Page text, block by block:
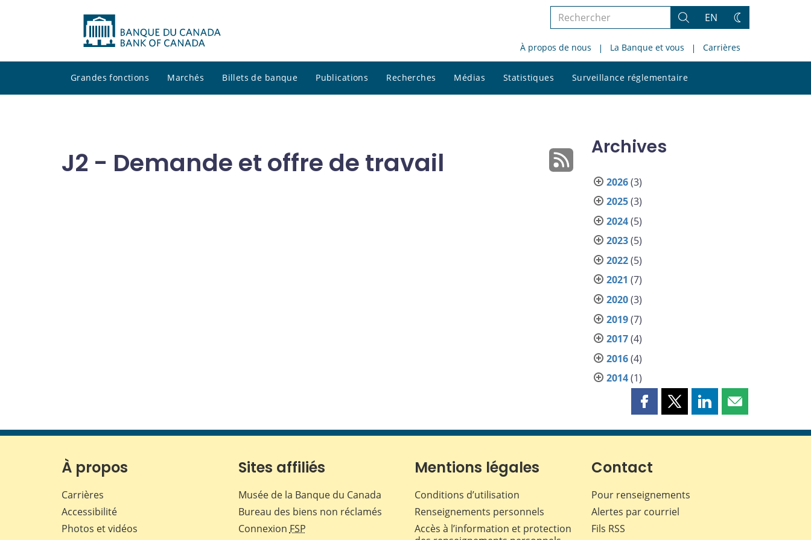
Rechercher
le
site
Rechercher
EN
Changez
thème
À propos de nous La Banque et vous Carrières
Grandes fonctions Marchés Billets de banque Publications Recherches Médias Statistiques Surveillance réglementaire
le
J2 - Demande et offre de travail Archives
2026(3)
2025(3)
2024(5)
2023(5)
2022(5)
2021 (7)
2020(3)
2019(7)
2017(4)
2016(4)
2014(1)
Partager
page
Facebook
Partager
page
Partager
page
Partager
page
À propos
Carrières
Accessibilité
Photos et vidéos
Sites affiliés
Musée de la Banque du Canada
Bureau des biens non réclamés
Connexion FSP
Mentions légales
Conditions d’utilisation
Renseignements personnels
Accès à l’information et protection
Contact
Pour renseignements
Alertes par courriel
Fils RSS